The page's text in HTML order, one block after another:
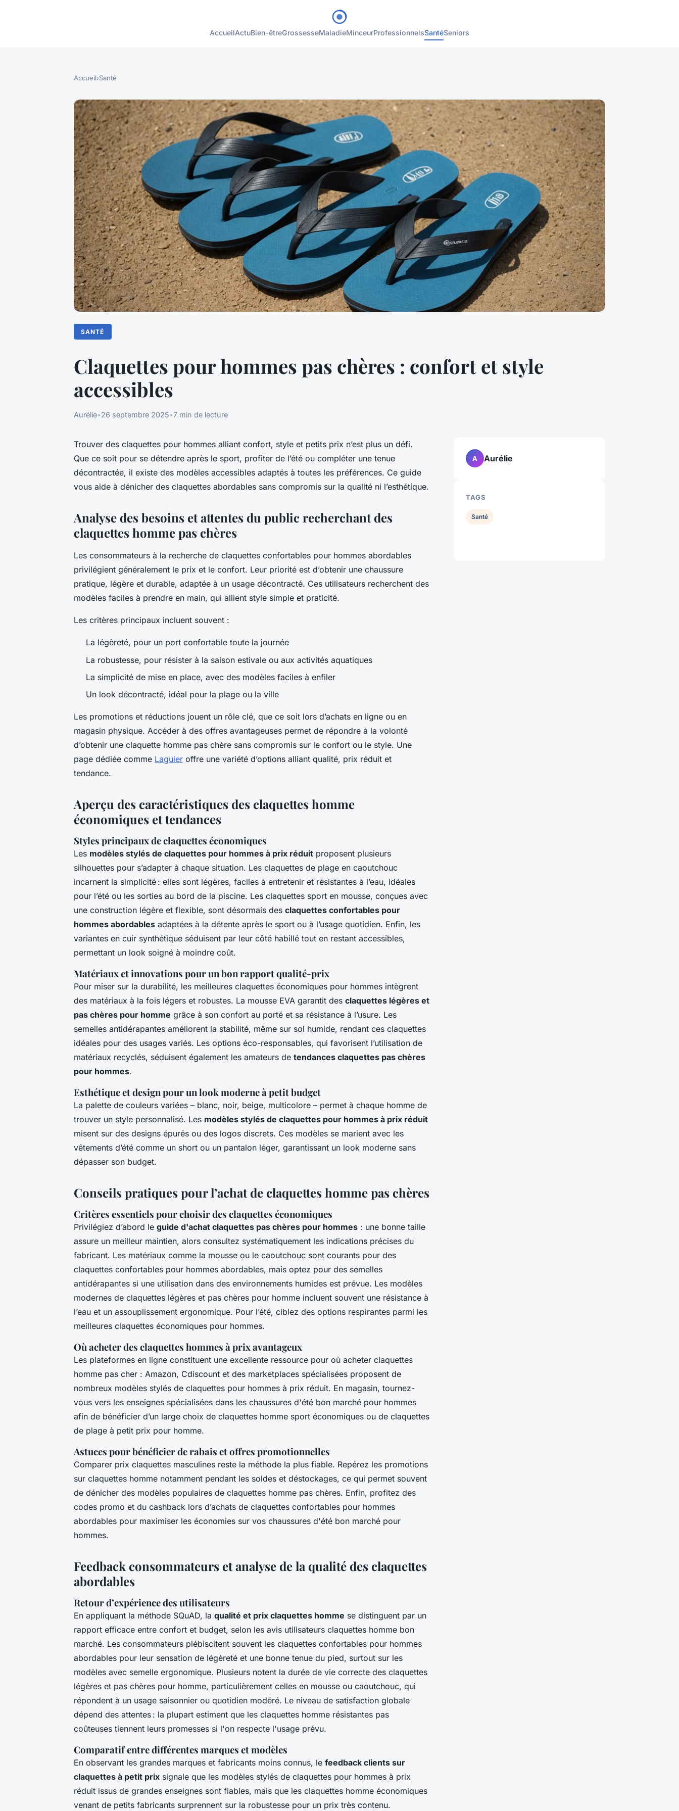
AccueilActuBien-êtreGrossesseMaladieMinceurProfessionnelsSantéSeniors
Accueil›Santé
SANTÉ
Claquettes pour hommes pas chères : confort et style
accessibles
Aurélie•26 septembre 2025•7 min de lecture
Trouver des claquettes pour hommes alliant confort, style et petits prix n’est plus un défi.
Que ce soit pour se détendre après le sport, profiter de l’été ou compléter une tenue
décontractée, il existe des modèles accessibles adaptés à toutes les préférences. Ce guide
vous aide à dénicher des claquettes abordables sans compromis sur la qualité ni l’esthétique.
Analyse des besoins et attentes du public recherchant des
claquettes homme pas chères
Les consommateurs à la recherche de claquettes confortables pour hommes abordables
privilégient généralement le prix et le confort. Leur priorité est d’obtenir une chaussure
pratique, légère et durable, adaptée à un usage décontracté. Ces utilisateurs recherchent des
modèles faciles à prendre en main, qui allient style simple et praticité.
Les critères principaux incluent souvent :
La légèreté, pour un port confortable toute la journée
La robustesse, pour résister à la saison estivale ou aux activités aquatiques
La simplicité de mise en place, avec des modèles faciles à enfiler
Un look décontracté, idéal pour la plage ou la ville
Les promotions et réductions jouent un rôle clé, que ce soit lors d’achats en ligne ou en
magasin physique. Accéder à des offres avantageuses permet de répondre à la volonté
d’obtenir une claquette homme pas chère sans compromis sur le confort ou le style. Une
page dédiée comme Laguier offre une variété d’options alliant qualité, prix réduit et
tendance.
Aperçu des caractéristiques des claquettes homme
économiques et tendances
Styles principaux de claquettes économiques
Les modèles stylés de claquettes pour hommes à prix réduit proposent plusieurs
silhouettes pour s’adapter à chaque situation. Les claquettes de plage en caoutchouc
incarnent la simplicité : elles sont légères, faciles à entretenir et résistantes à l’eau, idéales
pour l’été ou les sorties au bord de la piscine. Les claquettes sport en mousse, conçues avec
une construction légère et flexible, sont désormais des claquettes confortables pour
hommes abordables adaptées à la détente après le sport ou à l’usage quotidien. Enfin, les
variantes en cuir synthétique séduisent par leur côté habillé tout en restant accessibles,
permettant un look soigné à moindre coût.
Matériaux et innovations pour un bon rapport qualité-prix
Pour miser sur la durabilité, les meilleures claquettes économiques pour hommes intègrent
des matériaux à la fois légers et robustes. La mousse EVA garantit des claquettes légères et
pas chères pour homme grâce à son confort au porté et sa résistance à l’usure. Les
semelles antidérapantes améliorent la stabilité, même sur sol humide, rendant ces claquettes
idéales pour des usages variés. Les options éco-responsables, qui favorisent l’utilisation de
matériaux recyclés, séduisent également les amateurs de tendances claquettes pas chères
pour hommes.
Esthétique et design pour un look moderne à petit budget
La palette de couleurs variées – blanc, noir, beige, multicolore – permet à chaque homme de
trouver un style personnalisé. Les modèles stylés de claquettes pour hommes à prix réduit
misent sur des designs épurés ou des logos discrets. Ces modèles se marient avec les
vêtements d’été comme un short ou un pantalon léger, garantissant un look moderne sans
dépasser son budget.
Conseils pratiques pour l’achat de claquettes homme pas chères
Critères essentiels pour choisir des claquettes économiques
Privilégiez d’abord le guide d'achat claquettes pas chères pour hommes : une bonne taille
assure un meilleur maintien, alors consultez systématiquement les indications précises du
fabricant. Les matériaux comme la mousse ou le caoutchouc sont courants pour des
claquettes confortables pour hommes abordables, mais optez pour des semelles
antidérapantes si une utilisation dans des environnements humides est prévue. Les modèles
modernes de claquettes légères et pas chères pour homme incluent souvent une résistance à
l’eau et un assouplissement ergonomique. Pour l’été, ciblez des options respirantes parmi les
meilleures claquettes économiques pour hommes.
Où acheter des claquettes hommes à prix avantageux
Les plateformes en ligne constituent une excellente ressource pour où acheter claquettes
homme pas cher : Amazon, Cdiscount et des marketplaces spécialisées proposent de
nombreux modèles stylés de claquettes pour hommes à prix réduit. En magasin, tournez-
vous vers les enseignes spécialisées dans les chaussures d'été bon marché pour hommes
afin de bénéficier d’un large choix de claquettes homme sport économiques ou de claquettes
de plage à petit prix pour homme.
Astuces pour bénéficier de rabais et offres promotionnelles
Comparer prix claquettes masculines reste la méthode la plus fiable. Repérez les promotions
sur claquettes homme notamment pendant les soldes et déstockages, ce qui permet souvent
de dénicher des modèles populaires de claquettes homme pas chères. Enfin, profitez des
codes promo et du cashback lors d’achats de claquettes confortables pour hommes
abordables pour maximiser les économies sur vos chaussures d'été bon marché pour
hommes.
Feedback consommateurs et analyse de la qualité des claquettes
abordables
Retour d’expérience des utilisateurs
En appliquant la méthode SQuAD, la qualité et prix claquettes homme se distinguent par un
rapport efficace entre confort et budget, selon les avis utilisateurs claquettes homme bon
marché. Les consommateurs plébiscitent souvent les claquettes confortables pour hommes
abordables pour leur sensation de légèreté et une bonne tenue du pied, surtout sur les
modèles avec semelle ergonomique. Plusieurs notent la durée de vie correcte des claquettes
légères et pas chères pour homme, particulièrement celles en mousse ou caoutchouc, qui
répondent à un usage saisonnier ou quotidien modéré. Le niveau de satisfaction globale
dépend des attentes : la plupart estiment que les claquettes homme résistantes pas
coûteuses tiennent leurs promesses si l'on respecte l'usage prévu.
Comparatif entre différentes marques et modèles
En observant les grandes marques et fabricants moins connus, le feedback clients sur
claquettes à petit prix signale que les modèles stylés de claquettes pour hommes à prix
réduit issus de grandes enseignes sont fiables, mais que les claquettes homme économiques
venant de petits fabricants surprennent sur la robustesse pour un prix très contenu.
A Aurélie
TAGS
Santé